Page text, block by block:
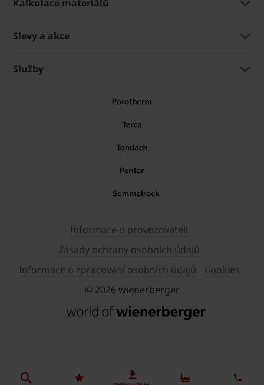
Kalkulace materiálů
Slevy a akce
Služby
Informace o provozovateli
Zásady ochrany osobních údajů
Informace o zpracování osobních údajů
Cookies
© 2026 wienerberger